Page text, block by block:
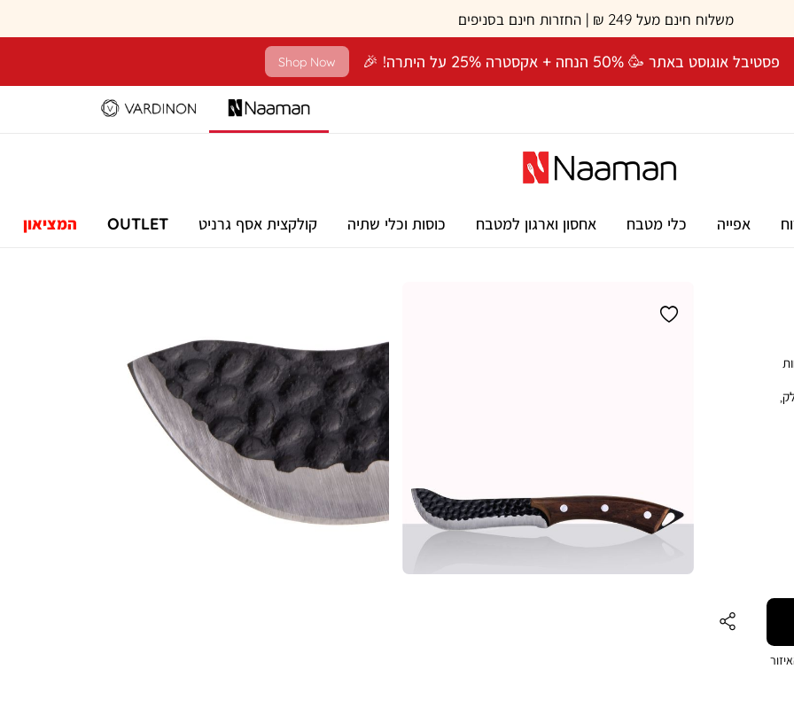
משלוח חינם מעל 249 ₪ | החזרות חינם בסניפים
פסטיבל אוגוסט באתר 🥳 50% הנחה + אקסטרה 25% על היתרה! 🎉 Shop Now
אפייה כלי מטבח אחסון וארגון למטבח כוסות וכלי שתיה קולקצית אסף גרניט OUTLET המציאון